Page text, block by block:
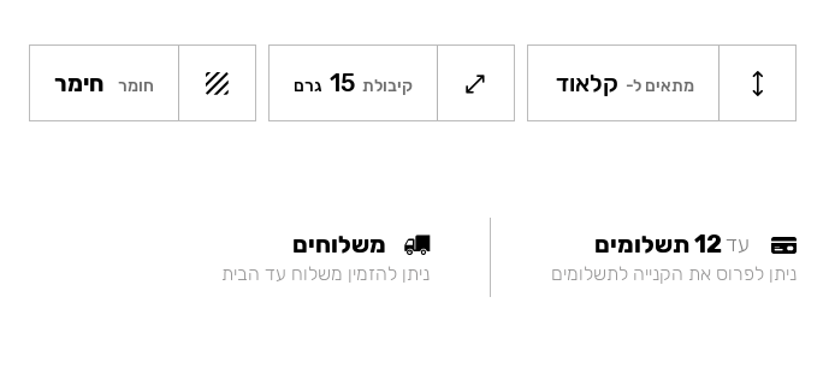
מתאים ל- קלאוד קיבולת 15 גרם חומר חימר
עד12 תשלומים
ניתן לפרוס את הקנייה לתשלומים
משלוחים
ניתן להזמין משלוח עד הבית